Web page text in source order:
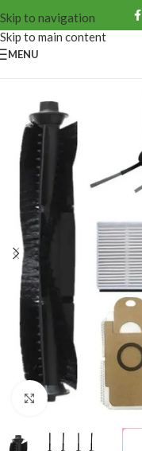
Skip to navigation
Skip to main content
MENU
Click to enlarge